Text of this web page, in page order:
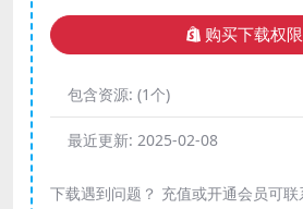
购买下载权限
包含资源: (1个)
最近更新: 2025-02-08
下载遇到问题？ 充值或开通会员可联